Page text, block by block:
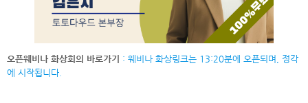
오픈웨비나 화상회의 바로가기
: 웨비나 화상링크는 13:20분에 오픈되며, 정각
에 시작됩니다.